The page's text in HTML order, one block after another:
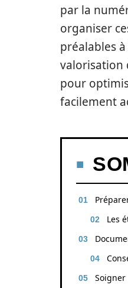
par la
organiser
préalables
valorisation
pour
facilement
Les